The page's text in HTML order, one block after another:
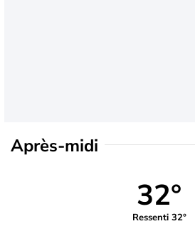
Après-midi
32°
Ressenti 32°